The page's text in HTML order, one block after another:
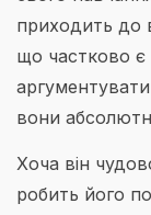
приходить до
що частково
аргументувати
вони
Хоча він
робить його